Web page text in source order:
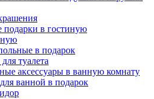
в гостиную
в подарок
туалета
аксессуары в ванную комнату
ванной в подарок